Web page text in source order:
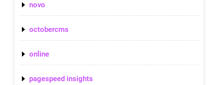
novo
octobercms
online
pagespeed insights